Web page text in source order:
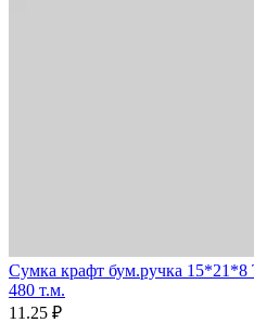
Сумка крафт бум.ручка
480 т.м.
11.25 ₽